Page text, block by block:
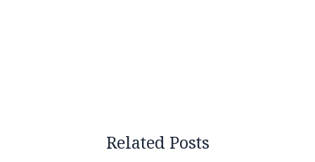
Related Posts